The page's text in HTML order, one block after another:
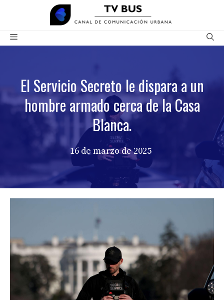
contenido
Menú
El Servicio Secreto le dispara a un
hombre armado cerca de la Casa
Blanca.
16 de marzo de 2025